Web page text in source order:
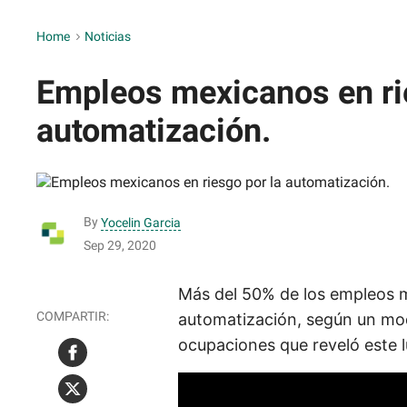
Home > Noticias
Empleos mexicanos en
automatización.
By Yocelin Garcia
Sep 29, 2020
Más del 50% de los empleos
automatización, según un
ocupaciones que reveló este